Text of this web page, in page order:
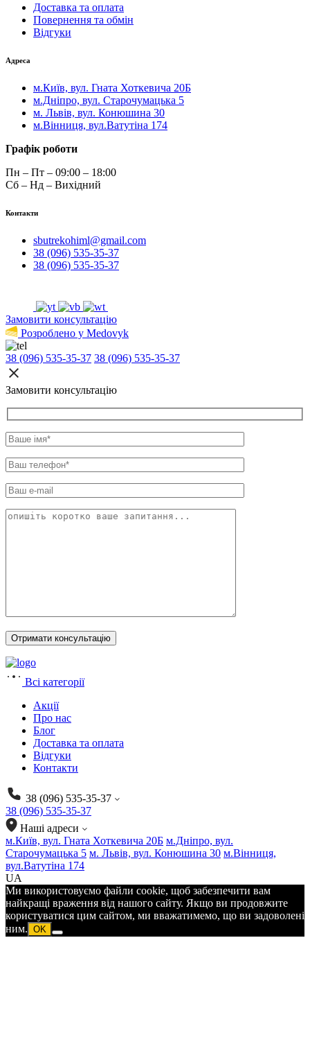
Доставка та оплата
Повернення та обмін
Відгуки
Адреса
м.Київ, вул. Гната Хоткевича 20Б
м.Дніпро, вул. Старочумацька 5
м. Львів, вул. Конюшина 30
м.Вінниця, вул.Ватутіна 174
Графік роботи
Пн – Пт – 09:00 – 18:00
Сб – Нд – Вихідний
Контакти
sbutrekohiml@gmail.com
38 (096) 535-35-37
38 (096) 535-35-37
Замовити консультацію
Розроблено у Medovyk
38 (096) 535-35-37 38 (096) 535-35-37
Замовити консультацію
Всі категорії
Акції
Про нас
Блог
Доставка та оплата
Відгуки
Контакти
38 (096) 535-35-37
38 (096) 535-35-37
Наші адреси
м.Київ, вул. Гната Хоткевича 20Б м.Дніпро, вул.
Старочумацька 5 м. Львів, вул. Конюшина 30 м.Вінниця,
вул.Ватутіна 174
UA
Ми використовуємо файли cookie, щоб забезпечити вам
найкращі враження від нашого сайту. Якщо ви продовжите
користуватися цим сайтом, ми вважатимемо, що ви задоволені
ним. OK